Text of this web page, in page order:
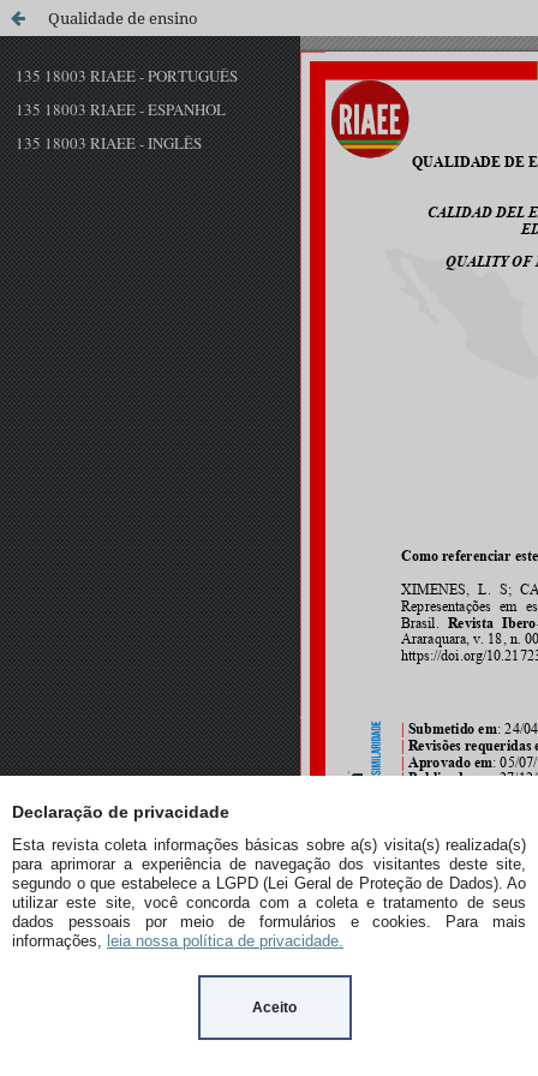
Declaração de privacidade
Esta revista coleta informações básicas sobre a(s) visita(s) realizada(s)
para aprimorar a experiência de navegação dos visitantes deste site,
segundo o que estabelece a LGPD (Lei Geral de Proteção de Dados). Ao
utilizar este site, você concorda com a coleta e tratamento de seus
dados pessoais por meio de formulários e cookies. Para mais
informações, leia nossa política de privacidade.
Aceito
Qualidade de ensino